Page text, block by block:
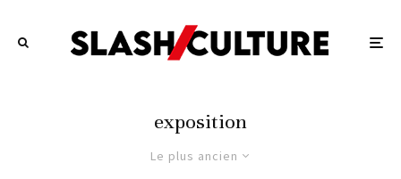
exposition
Le plus ancien